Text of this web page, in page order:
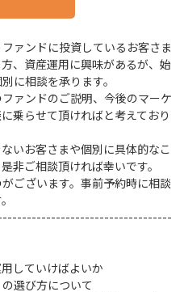
ァンドに投資しているお客さま
、資産運用に興味があるが、始
に相談を承ります。
ァンドのご説明、今後のマーケ
乗らせて頂ければと考えており
いお客さまや個別に具体的なこ
非ご相談頂ければ幸いです。
ございます。事前予約時に相談
していけばよいか
選び方について